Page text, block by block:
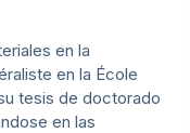
en la
en la École
tesis de doctorado
en las